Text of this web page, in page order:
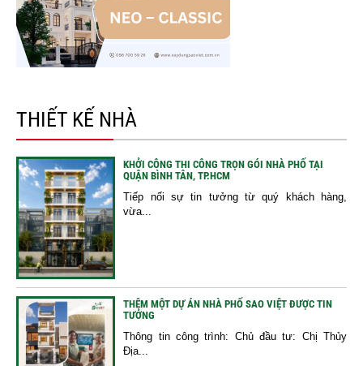
THIẾT KẾ NHÀ
KHỞI CÔNG THI CÔNG TRỌN GÓI NHÀ PHỐ TẠI
QUẬN BÌNH TÂN, TP.HCM
Tiếp nối sự tin tưởng từ quý khách hàng,
vừa...
THÊM MỘT DỰ ÁN NHÀ PHỐ SAO VIỆT ĐƯỢC TIN
TƯỞNG
Thông tin công trình: Chủ đầu tư: Chị Thủy
Địa...